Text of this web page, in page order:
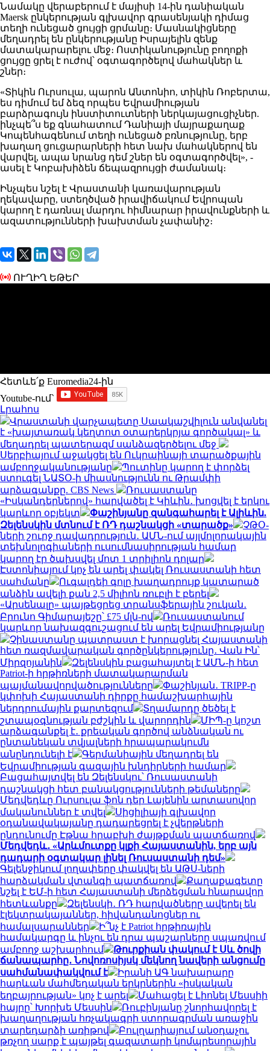
Նամակը վերաբերում է մայիսի 14-ին դանիական
Maersk ընկերության գլխավոր գրասենյակի դիմաց
տեղի ունեցած ցույցի ցրմանը։ Մասնակիցները
մեղադրել են ընկերությանը Իսրայելին զենք
մատակարարելու մեջ։ Ոստիկանությունը բողոքի
ցույցը ցրել է ուժով՝ օգտագործելով մահակներ և
շներ։
«Տիկին Ուրսուլա, պարոն Անտոնիո, տիկին Ռոբերտա,
ես դիմում եմ ձեզ որպես Եվրամիության
բարձրագույն ինստիտուտների ներկայացուցիչներ.
ինչպե՞ս եք գնահատում Դանիայի մայրաքաղաք
Կոպենհագենում տեղի ունեցած բռնությունը, երբ
խաղաղ ցուցարարների հետ նախ մահակներով են
վարվել, ապա նրանց դեմ շներ են օգտագործվել», -
ասել է Կոբախիձեն ճեպազրույցի ժամանակ։
Ինչպես նշել է Վրաստանի կառավարության
ղեկավարը, ստեղծված իրավիճակում Եվրոպան
կարող է դառնալ մարդու հիմնարար իրավունքների և
ազատությունների խախտման չափանիշ։
ՈՒՂԻՂ ԵԹԵՐ
Հետևե՛ք Euromedia24-ին
Youtube-ում`
Լրահոս
Վրաստանի վարչապետը Սաակաշվիլուն անվանել
է «խայտառակ կեղտոտ օտարերկրյա գործակալ» և
մեղադրել պատերազմ սանձազերծելու մեջ
Սերբիայում աջակցել են Ուկրաինայի տարածքային
ամբողջականությանը
Պուտինը կարող է փորձել
ստուգել ՆԱՏՕ-ի միասնությունն ու Թրամփի
արձագանքը. CBS News
Ռուսաստանը
«Իսկանդերներով» հարվածել է Կիևին․ խոցվել է երկու
կարևոր օբյեկտ
Փաշինյանը զանգահարել է Ալիևին.
Զելենսկին մտնում է ՌԴ դաշնակցի «տարածք»
ՉԹՕ-
ների շուրջ դավադրություն․ ԱՄՆ-ում այլմոլորակային
տեխնոլոգիաների ուսումնասիրության համար
կարող էր ծախսվել մոտ 1 տրիլիոն դոլար
Էստոնիայում կոչ են արել փակել Ռուսաստանի հետ
սահմանը
Ուգալդեի գոլը խաղադրույք կատարած
անձին ավելի քան 2,5 միլիոն ռուբլի է բերել
«Արսենալը» պայթեցրեց տրանսֆերային շուկան․
Բրունո Գիմարայեշը՝ £75 մլն-ով
Ռուսաստանում
կարևոր նախազգուշացում են արել Եվրամիությանը
Չինաստանը պատրաստ է խորացնել Հայաստանի
հետ ռազմավարական գործընկերությունը․ Վան Ին՝
Միրզոյանին
Զելենսկին բացահայտել է ԱՄՆ-ի հետ
Patriot-ի հրթիռների մատակարարման
պայմանավորվածությունները
Փաշինյան․ TRIPP-ը
կփոխի Հայաստանի դիրքը համաշխարհային
ներդրումային քարտեզում
Տղամարդը ծեծել է
շտապօգնության բժշկին և վարորդին
ՄԻՊ-ը կոշտ
արձագանքել է․ քրեական գործով անձնական ու
ընտանեկան տվյալների հրապարակումն
անընդունելի է
Գերմանիային մեղադրել են
Եվրամիության գազային խնդիրների համար
Բացահայտվել են Զելենսկու՝ Ռուսաստանի
դաշնակցի հետ բանակցությունների թեմաները
Մեդվեդևը Ուրսուլա ֆոն դեր Լայենին արտասովոր
մականուններ է տվել
Սիցիլիայի գլխավոր
օդանավակայանը դադարեցրել է չվերթների
ընդունումը Էթնա հրաբխի ժայթքման պատճառով
Մեդվեդև․ «Արևմուտքը կլքի Հայաստանին, երբ այն
դադարի օգտակար լինել Ռուսաստանի դեմ»
Գելենջիկում լողափերը փակվել են ԱԹՍ-ների
հարձակման վտանգի պատճառով
Քաղաքագետը
նշել է ԵՄ-ի հետ Հայաստանի մերձեցման հնարավոր
հետևանքը
Զելենսկի․ ՌԴ հարվածները ավերել են
էլեկտրակայաններ, հիվանդանոցներ ու
համալսարաններ
Ի՞նչ է Patriot հրթիռային
համակարգը և ինչու են դրա պաշարները սպառվում
ամբողջ աշխարհում
Թուրքիան փակում է Սև ծովի
ճանապարհը․ Նովոռոսիյսկ մեկնող նավերի անցումը
սահմանափակվում է
Իրանի ԱԳ նախարարը
հարևան մահմեդական երկրներին «իսկական
եղբայրության» կոչ է արել
Մահացել է Լիոնել Մեսսիի
հայրը՝ Խորխե Մեսսին
Ռուբինյանը շնորհավորել է
խաղաղության հռչակագրի ստորագրման առաջին
տարեդարձի առիթով
Բուլղարիայում անօդաչու
թռչող սարք է պայթել գազատարի կոմպրեսորային